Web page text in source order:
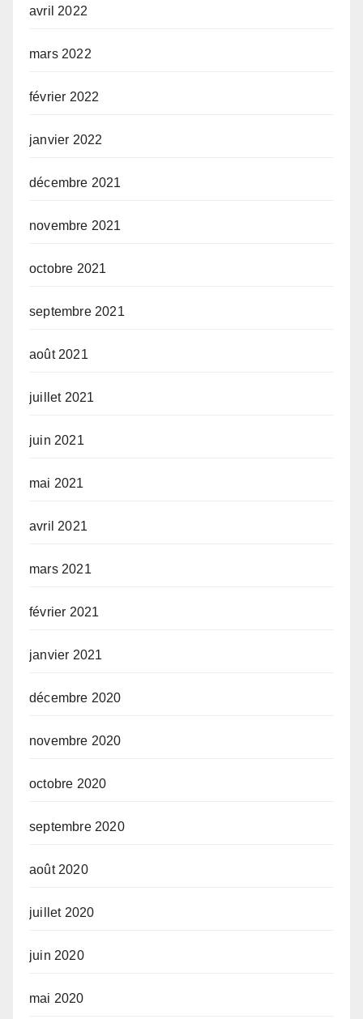
avril 2022
mars 2022
février 2022
janvier 2022
décembre 2021
novembre 2021
octobre 2021
septembre 2021
août 2021
juillet 2021
juin 2021
mai 2021
avril 2021
mars 2021
février 2021
janvier 2021
décembre 2020
novembre 2020
octobre 2020
septembre 2020
août 2020
juillet 2020
juin 2020
mai 2020